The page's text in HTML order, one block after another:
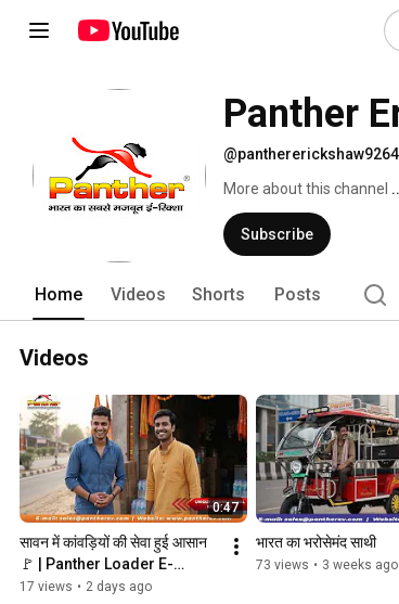
Panther
@panthererickshaw9264
More about this channel
Subscribe
Home Videos Shorts Posts
Videos
0:47
सावन में कांवड़ियों की सेवा हुई आसान
🚩 | Panther Loader E-
17 views • 2 days ago
भारत का भरोसेमंद साथी
73 views • 3 weeks ago